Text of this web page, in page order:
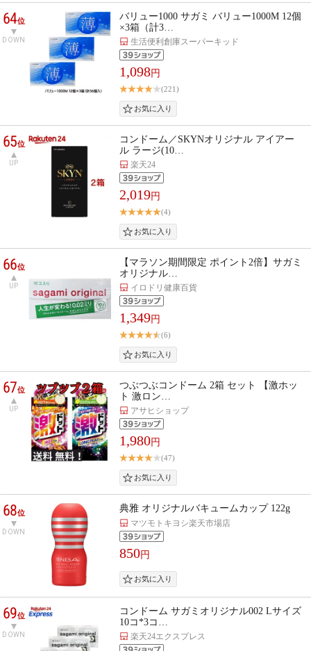
64位
DOWN
バリュー1000 サガミ バリュー1000M 12個
×3箱（計3…
生活便利創庫スーパーキッド
1,098円
(221)
65位
UP
コンドーム／SKYNオリジナル アイアー
ル ラージ(10…
楽天24
2,019円
(4)
66位
UP
【マラソン期間限定 ポイント2倍】サガミ
オリジナル…
イロドリ健康百貨
1,349円
(6)
67位
UP
つぶつぶコンドーム 2箱 セット 【激ホッ
ト 激ロン…
アサヒショップ
1,980円
(47)
68位
DOWN
典雅 オリジナルバキュームカップ 122g
マツモトキヨシ楽天市場店
850円
69位
DOWN
コンドーム サガミオリジナル002 Lサイズ
10コ*3コ…
楽天24エクスプレス